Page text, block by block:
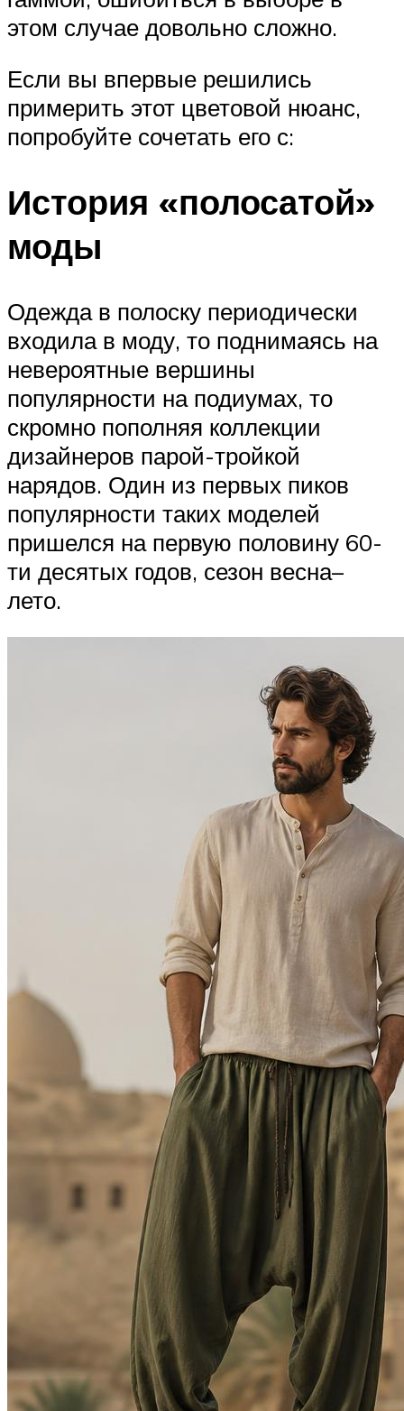
этом случае довольно сложно.
Если вы впервые решились
примерить этот цветовой нюанс,
попробуйте сочетать его с:
История «полосатой»
моды
Одежда в полоску периодически
входила в моду, то поднимаясь на
невероятные вершины
популярности на подиумах, то
скромно пополняя коллекции
дизайнеров парой-тройкой
нарядов. Один из первых пиков
популярности таких моделей
пришелся на первую половину 60-
ти десятых годов, сезон весна–
лето.